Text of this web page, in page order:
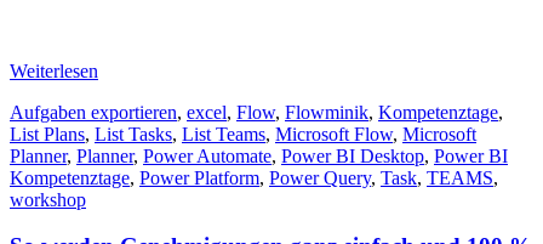
Weiterlesen
Aufgaben exportieren, excel, Flow, Flowminik, Kompetenztage,
List Plans, List Tasks, List Teams, Microsoft Flow, Microsoft
Planner, Planner, Power Automate, Power BI Desktop, Power BI
Kompetenztage, Power Platform, Power Query, Task, TEAMS,
workshop